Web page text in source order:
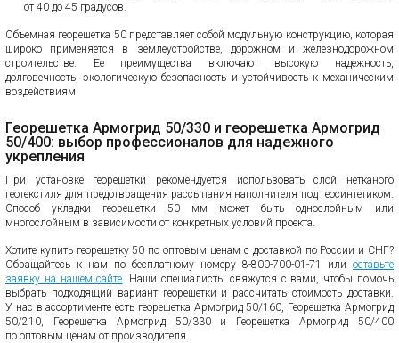
от 40 до 45 градусов.
Объемная георешетка 50 представляет собой модульную конструкцию, которая
широко применяется в землеустройстве, дорожном и железнодорожном
строительстве. Ее преимущества включают высокую надежность,
долговечность, экологическую безопасность и устойчивость к механическим
воздействиям.
Георешетка Армогрид 50/330 и георешетка Армогрид
50/400: выбор профессионалов для надежного
укрепления
При установке георешетки рекомендуется использовать слой нетканого
геотекстиля для предотвращения рассыпания наполнителя под геосинтетиком.
Способ укладки георешетки 50 мм может быть однослойным или
многослойным в зависимости от конкретных условий проекта.
Хотите купить георешетку 50 по оптовым ценам с доставкой по России и СНГ?
Обращайтесь к нам по бесплатному номеру 8-800-700-01-71 или оставьте
заявку на нашем сайте. Наши специалисты свяжутся с вами, чтобы помочь
выбрать подходящий вариант георешетки и рассчитать стоимость доставки.
У нас в ассортименте есть георешетка Армогрид 50/160, Георешетка Армогрид
50/210, Георешетка Армогрид 50/330 и Георешетка Армогрид 50/400
по оптовым ценам от производителя.